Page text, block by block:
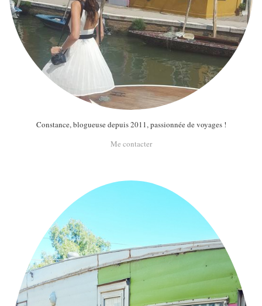
Constance, blogueuse depuis 2011, passionnée de voyages !
Me contacter